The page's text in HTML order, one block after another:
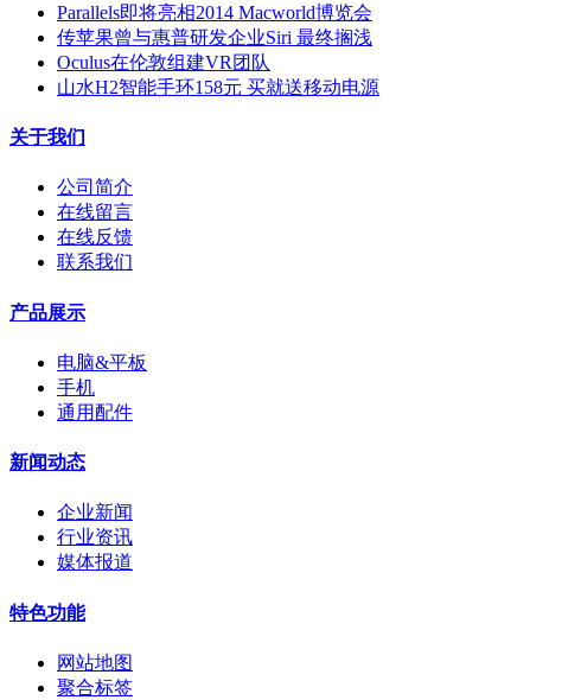
Parallels即将亮相2014 Macworld博览会
传苹果曾与惠普研发企业Siri 最终搁浅
Oculus在伦敦组建VR团队
山水H2智能手环158元 买就送移动电源
关于我们
公司简介
在线留言
在线反馈
联系我们
产品展示
电脑&平板
手机
通用配件
新闻动态
企业新闻
行业资讯
媒体报道
特色功能
网站地图
聚合标签